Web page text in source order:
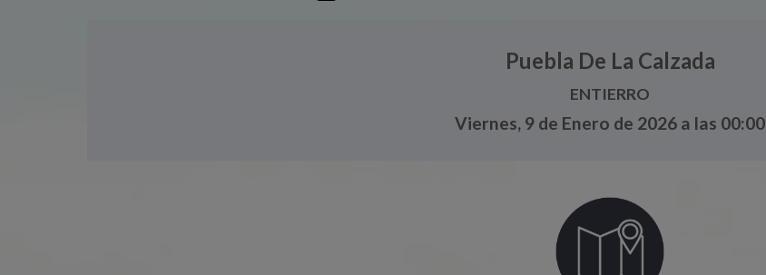
Puebla De La Calzada
ENTIERRO
Viernes, 9 de Enero de 2026 a las 00:00